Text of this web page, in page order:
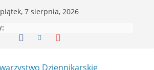
piątek, 7 sierpnia, 2026